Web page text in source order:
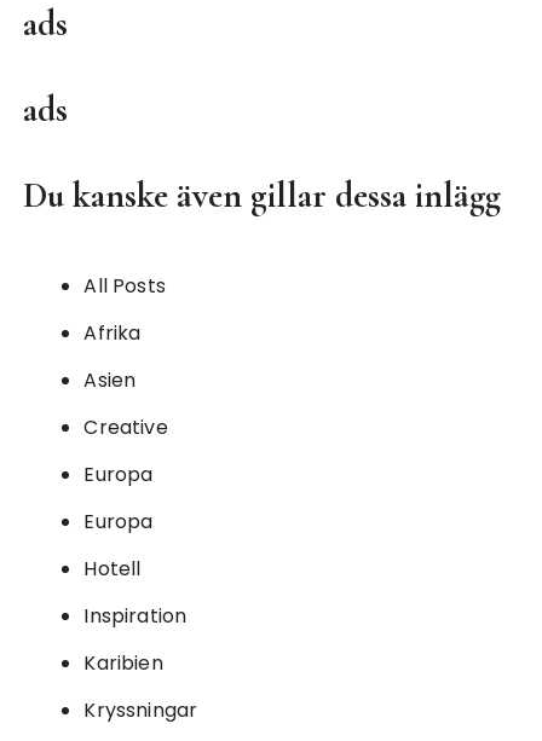
ads
ads
Du kanske även gillar dessa inlägg
All Posts
Afrika
Asien
Creative
Europa
Europa
Hotell
Inspiration
Karibien
Kryssningar